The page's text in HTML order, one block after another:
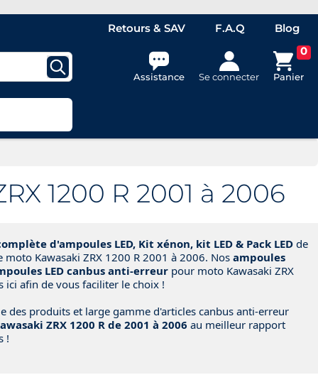
Retours & SAV F.A.Q Blog
Assistance Se connecter
0
Panier
1200 R 2001 à 2006
d'ampoules LED, Kit xénon, kit LED & Pack LED de
Kawasaki ZRX 1200 R 2001 à 2006. Nos ampoules
LED canbus anti-erreur pour moto Kawasaki ZRX
ici afin de vous faciliter le choix !
des produits et large gamme d'articles canbus anti-erreur
ZRX 1200 R de 2001 à 2006 au meilleur rapport
!